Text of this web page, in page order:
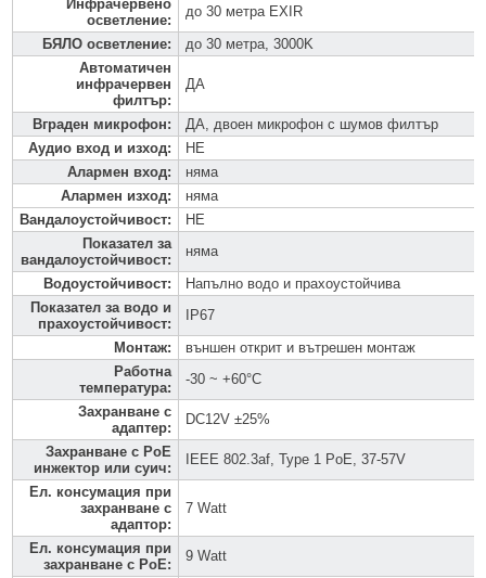
Инфрачервено
осветление:
до 30 метра EXIR
БЯЛО осветление:
до 30 метра, 3000K
Автоматичен
инфрачервен
филтър:
ДА
Вграден микрофон:
ДА, двоен микрофон с шумов филтър
Аудио вход и изход:
НЕ
Алармен вход:
няма
Алармен изход:
няма
Вандалоустойчивост:
НЕ
Показател за
вандалоустойчивост:
няма
Водоустойчивост:
Напълно водо и прахоустойчива
Показател за водо и
прахоустойчивост:
IP67
Монтаж:
външен открит и вътрешен монтаж
Работна
температура:
-30 ~ +60°C
Захранване с
адаптер:
DC12V ±25%
Захранване с PoE
инжектор или суич:
IEEE 802.3af, Type 1 PoE, 37-57V
Ел. консумация при
захранване с
адаптор:
7 Watt
Ел. консумация при
захранване с PoE:
9 Watt